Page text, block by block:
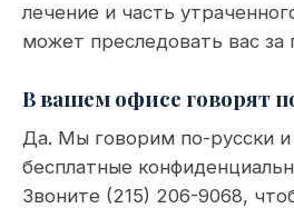
лечение и часть
может преследовать вас за
В вашем офисе говорят
Да. Мы говорим по-русски и
бесплатные
Звоните (215) 206-9068,